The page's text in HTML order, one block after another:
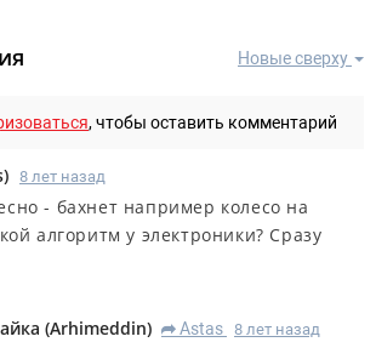
Новые сверху
, чтобы оставить комментарий
) 8 лет назад
- бахнет например колесо на
алгоритм у электроники? Сразу
(Arhimeddin) R Astas 8 лет назад